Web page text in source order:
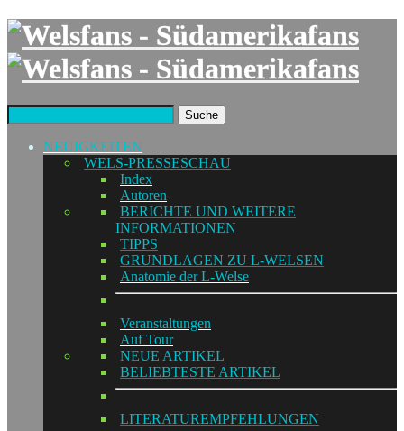
Suche
NEUIGKEITEN
WELS-PRESSESCHAU
Index
Autoren
BERICHTE UND WEITERE
INFORMATIONEN
TIPPS
GRUNDLAGEN ZU L-WELSEN
Anatomie der L-Welse
Veranstaltungen
Auf Tour
NEUE ARTIKEL
BELIEBTESTE ARTIKEL
LITERATUREMPFEHLUNGEN